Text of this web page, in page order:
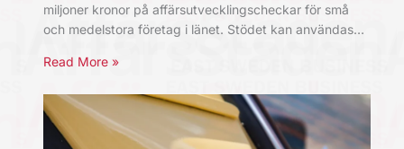
miljoner kronor på affärsutvecklingscheckar för små
och medelstora företag i länet. Stödet kan användas…
Read More »